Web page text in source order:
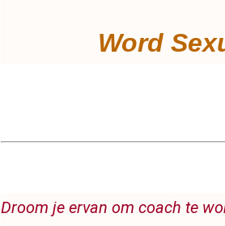
Word
Droom je ervan om coach te